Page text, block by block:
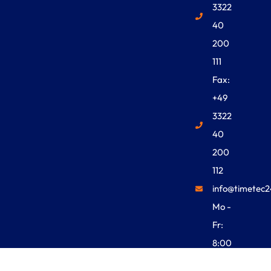
3322
40
200
111
Fax:
+49
3322
40
200
112
Mo -
Fr:
8:00